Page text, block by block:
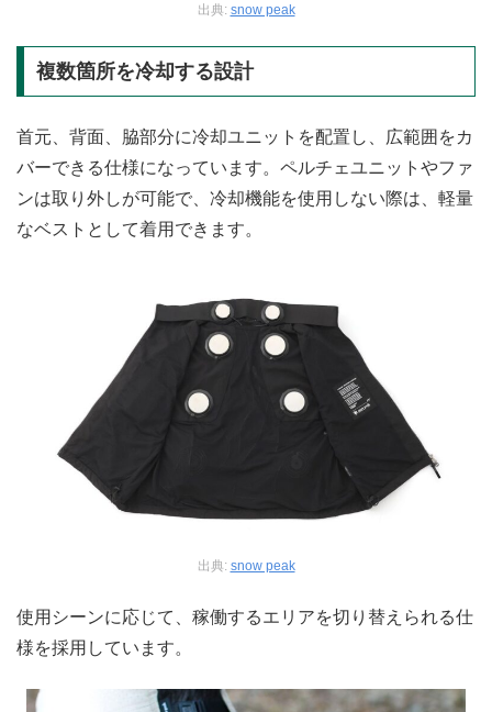
出典: snow peak
複数箇所を冷却する設計
首元、背面、脇部分に冷却ユニットを配置し、広範囲をカ
バーできる仕様になっています。ペルチェユニットやファ
ンは取り外しが可能で、冷却機能を使用しない際は、軽量
なベストとして着用できます。
出典: snow peak
使用シーンに応じて、稼働するエリアを切り替えられる仕
様を採用しています。